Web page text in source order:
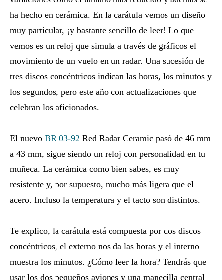
ha hecho en cerámica. En la carátula vemos un diseño
muy particular, ¡y bastante sencillo de leer! Lo que
vemos es un reloj que simula a través de gráficos el
movimiento de un vuelo en un radar. Una sucesión de
tres discos concéntricos indican las horas, los minutos y
los segundos, pero este año con actualizaciones que
celebran los aficionados.
El nuevo BR 03-92 Red Radar Ceramic pasó de 46 mm
a 43 mm, sigue siendo un reloj con personalidad en tu
muñeca. La cerámica como bien sabes, es muy
resistente y, por supuesto, mucho más ligera que el
acero. Incluso la temperatura y el tacto son distintos.
Te explico, la carátula está compuesta por dos discos
concéntricos, el externo nos da las horas y el interno
muestra los minutos. ¿Cómo leer la hora? Tendrás que
usar los dos pequeños aviones y una manecilla central